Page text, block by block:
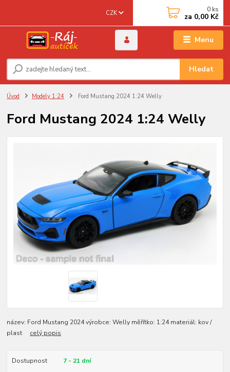
Menu
CZK
Hledat
0 ks
za 0,00 Kč
Úvod Modely 1:24 Ford Mustang 2024 1:24 Welly
Ford Mustang 2024 1:24 Welly
název: Ford Mustang 2024 výrobce: Welly měřítko: 1:24 materiál: kov /
plast celý popis
Dostupnost 7 - 21 dní